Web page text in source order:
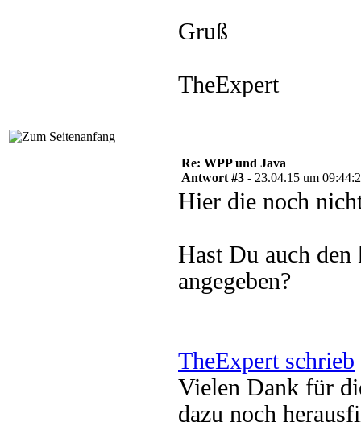
Gruß
TheExpert
Re: WPP und Java
Antwort #3 - 23.04.15 um
Hier die noch
Hast Du auch
angegeben?
TheExpert schrieb
Vielen Dank für
dazu noch